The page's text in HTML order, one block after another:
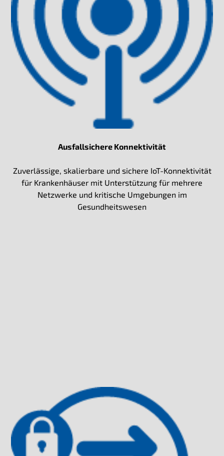
Ausfallsichere Konnektivität
Zuverlässige, skalierbare und sichere IoT-Konnektivität
für Krankenhäuser mit Unterstützung für mehrere
Netzwerke und kritische Umgebungen im
Gesundheitswesen